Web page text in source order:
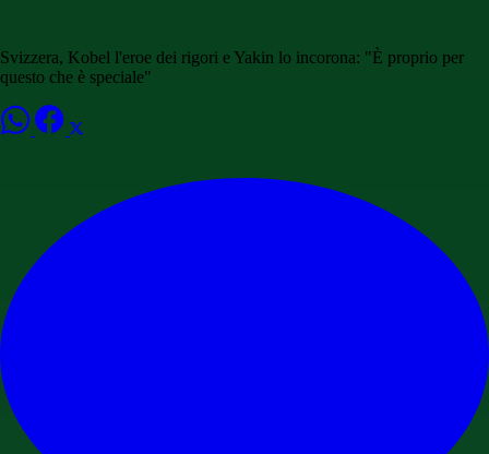
Svizzera, Kobel l'eroe dei rigori e Yakin lo incorona: "È proprio per
questo che è speciale"